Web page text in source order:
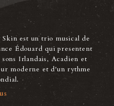
est un trio musical de
Édouard qui presentent
sons Irlandais, Acadien et
moderne et d'un rythme